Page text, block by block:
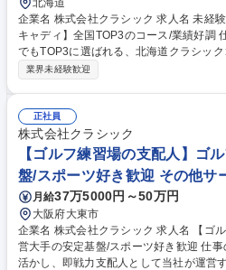
北海道
企業名 株式会社クラシック 求人名 未経験歓迎【北海道クラシックゴルフ/
キャディ】全国TOP3のコース/業績好調 仕事の内容 全国のゴルフコース
でもTOP3に選ばれる、北海道クラシッ
様が快適にプレーできるよう、安全確認
伴するプレーヤーはもとより、他プレー
ないよう、打球の行方の確認を行います■
り距離、パッティングラインのアドバイ
索などのサポートを行います■ゴルフコ
ィボット（芝生の傷んだ箇所）や、ボー
下跡）の修復などを行います。 募集職種 未経験歓迎【北海道クラシック
ゴルフ/キャディ】全国TOP3のコース/業
業界未経験歓迎
正社員
株式会社クラシック
【ゴルフ練習場の支配人】ゴ
盤/スポーツ好き歓迎 その他サ
月給37万5000円～50万円
大阪府大東市
企業名 株式会社クラシック 求人名 【ゴルフ練習場の支配人】ゴルフ場運
営大手の安定基盤/スポーツ好き歓迎 仕事の内容 店長等の店舗運営経験を
活かし、即戦力支配人として当社が運営